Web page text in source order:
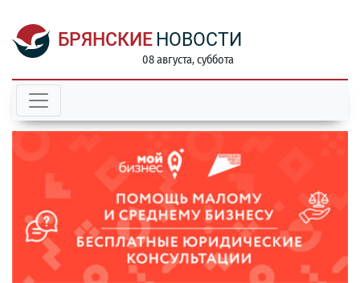
БРЯНСКИЕ НОВОСТИ
08 августа, суббота